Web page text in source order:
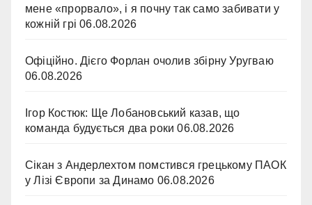
мене «прорвало», і я почну так само забивати у
кожній грі 06.08.2026
Офіційно. Дієго Форлан очолив збірну Уругваю
06.08.2026
Ігор Костюк: Ще Лобановський казав, що
команда будується два роки 06.08.2026
Сікан з Андерлехтом помстився грецькому ПАОК
у Лізі Європи за Динамо 06.08.2026